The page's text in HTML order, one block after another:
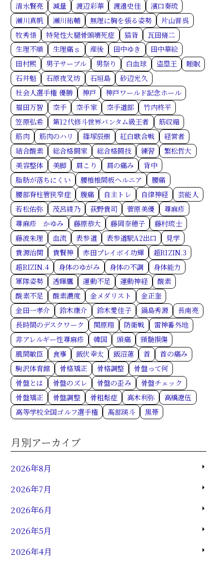
清水賢亮
減量 渡辺彩華 渡邉史佳
濱口奏琉
瀬川真帆
瀬川祐輔 無理に胸を張る姿勢
片山晋呉
牧秀悟
特発性大腿骨頭壊死症 猫背
瓦田脩二
生理不順
生理痛ｓ 産後 田中ゆき
田中華絵
田村熙
男子サーブル 男祭り 白血球 盗塁王
睡眠
石井魁
石原夜叉坊 石垣島
砂辺光久
社会人選手権 優勝
神戸
神戸ワールド記念ホール
福田万智
空手 空手家 空手道部
竹内柊平
笠原弘希
第12代修斗世界バンタム級王者
筋収縮
筋肉
筋肉のハリ 篠塚辰樹 紅白歌合戦
経営者
結合酸素
総合格闘家 総合格闘技 練習
繁松哲大
美容整体
美脚 肩こり 肩の痛み
背中
脂肪が落ちにくい
腰椎椎間板ヘルニア
腰痛
腰部脊柱管狭窄症
腹痛 自主トレ 自律神経
芸能人
若松佑弥
茂呂綾乃 荻野貴司 菅原美優
蕁麻疹
蕁麻疹 かゆみ
藤原恭大 藤岡奈穂子
藤村琉士
藤波朱理
血流 表参道 表参道駅A2出口
見学
貴源治関
貴賢神 赤田プレイボイ功輝
超RIZIN.3
超RIZIN.4
身体のゆがみ 身体の不調
身体能力
軍隊姿勢
透暉鷹 運動不足 運動神経
酸素
酸素不足
酸素濃度 金メダリスト
金正奎
金田一孝介
鈴木康介 鈴木愛佳子 鍋島秀源
長南亮
長時間のデスクワーク
関原翔 防衛戦
雷神番外地
非アレルギー性蕁麻疹
韓国 頭痛
頸髄損傷
風間敏臣
食事 飯伏幸太 飯沼蓮 首
首の痛み
駒沢体育館
骨格矯正 骨格調整
骨盤って何
骨盤とは
骨盤のズレ 骨盤の歪み
骨盤チェック
骨盤矯正
骨盤調整 骨粗鬆症 高木利弥
高橋遼伍
高等学校全国ゴルフ選手権
髙部瑛斗 黒帯
月別アーカイブ
2026年8月
2026年7月
2026年6月
2026年5月
2026年4月